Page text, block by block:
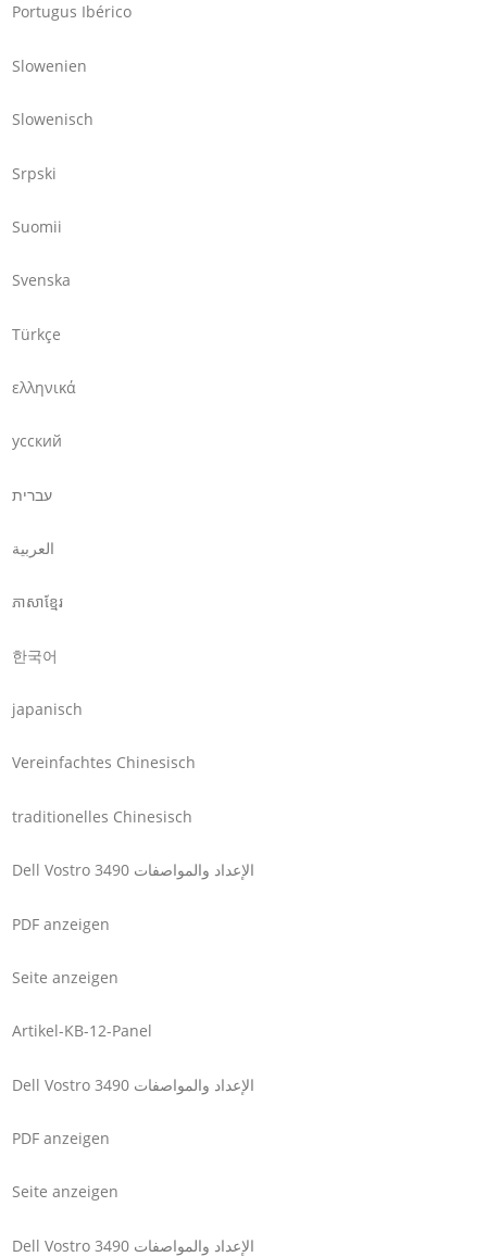
Portugus Ibérico
Slowenien
Slowenisch
Srpski
Suomii
Svenska
Türkçe
ελληνικά
усский
עברית
العربية
ភាសាខ្មែរ
한국어
japanisch
Vereinfachtes Chinesisch
traditionelles Chinesisch
Dell Vostro 3490 الإعداد والمواصفات
PDF anzeigen
Seite anzeigen
Artikel-KB-12-Panel
Dell Vostro 3490 الإعداد والمواصفات
PDF anzeigen
Seite anzeigen
Dell Vostro 3490 الإعداد والمواصفات